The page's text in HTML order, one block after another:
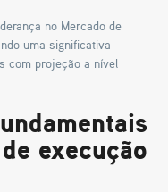
no Mercado de
uma significativa
com projeção a nível
execução